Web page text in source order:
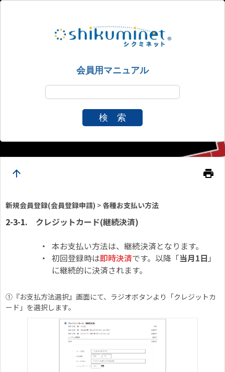
会員用マニュアル
検 索
arrow_upward print
新規会員登録(会員登録申請) > 各種お支払い方法
クレジットカード(継続決済)
本お支払い方法は、継続決済となります。
初回登録時は即時決済です。以降「当月1日 」
に継続的に決済されます。
①『お支払方法選択』画面にて、ラジオボタンより「クレジットカ
ード」を選択します。